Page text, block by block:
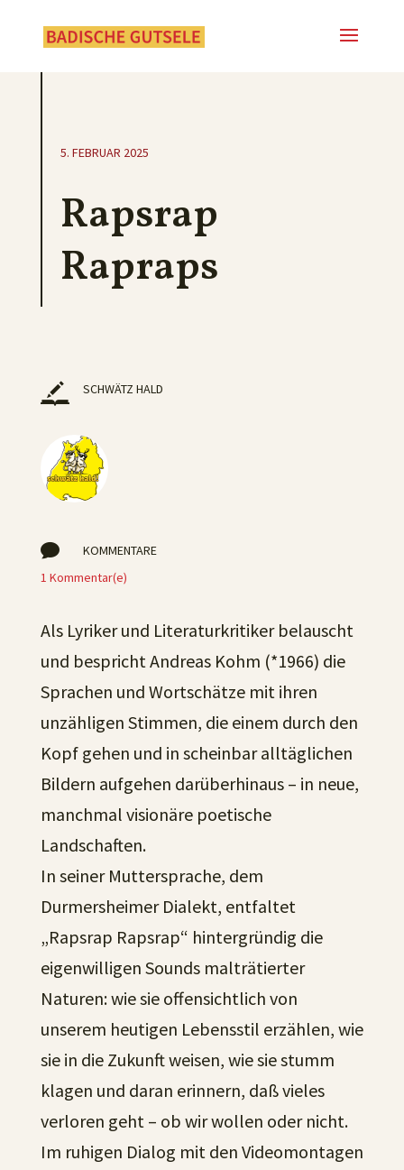
5. FEBRUAR 2025
Rapsrap
Rapraps
SCHWÄTZ HALD

KOMMENTARE
1 Kommentar(e)
Als Lyriker und Literaturkritiker belauscht
und bespricht Andreas Kohm (*1966) die
Sprachen und Wortschätze mit ihren
unzähligen Stimmen, die einem durch den
Kopf gehen und in scheinbar alltäglichen
Bildern aufgehen darüberhinaus – in neue,
manchmal visionäre poetische
Landschaften.
In seiner Muttersprache, dem
Durmersheimer Dialekt, entfaltet
„Rapsrap Rapsrap“ hintergründig die
eigenwilligen Sounds malträtierter
Naturen: wie sie offensichtlich von
unserem heutigen Lebensstil erzählen, wie
sie in die Zukunft weisen, wie sie stumm
klagen und daran erinnern, daß vieles
verloren geht – ob wir wollen oder nicht.
Im ruhigen Dialog mit den Videomontagen